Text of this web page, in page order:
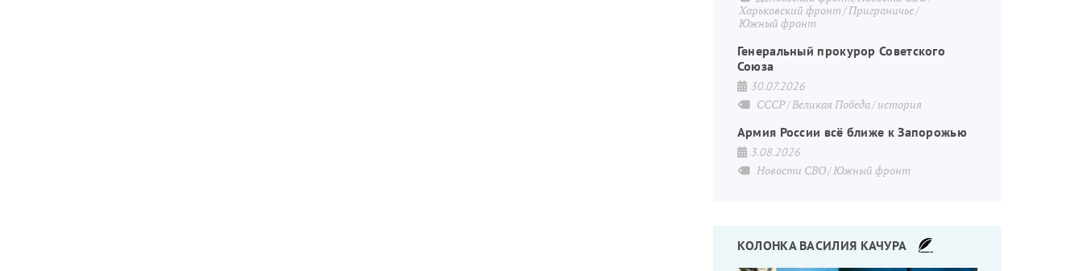
Харьковский фронт Приграничье
Южный фронт
Генеральный прокурор Советского
Союза
30.07.2026
СССР Великая Победа история
Армия России всё ближе к Запорожью
3.08.2026
Новости СВО Южный фронт
КОЛОНКА ВАСИЛИЯ КАЧУРА